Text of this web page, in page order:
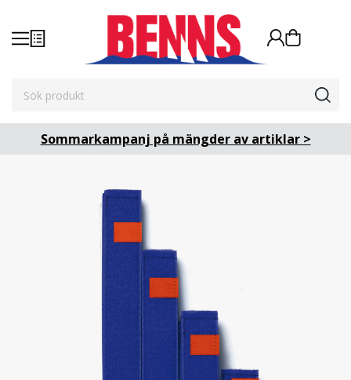
Sommarkampanj på mängder av artiklar >